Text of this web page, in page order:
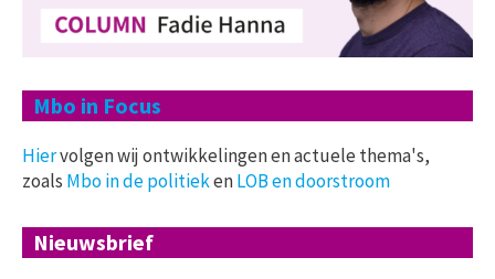
Mbo in Focus
Hiervolgen wij ontwikkelingen en actuele thema's,
zoals Mbo in de politiekenLOB en doorstroom
Nieuwsbrief